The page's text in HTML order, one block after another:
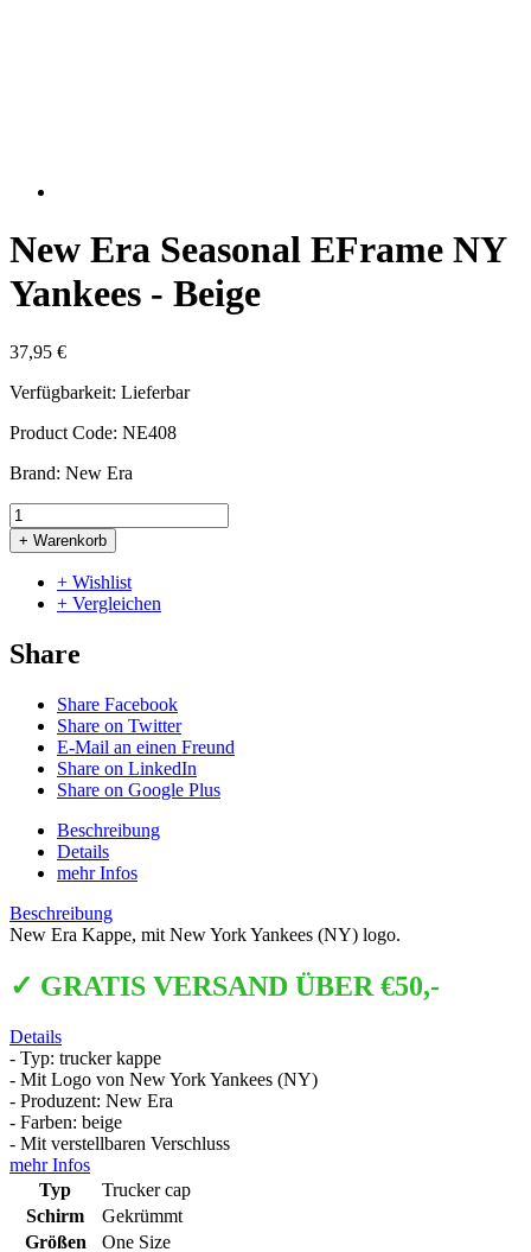
New Era Seasonal EFrame NY
Yankees - Beige
37,95 €
Verfügbarkeit: Lieferbar
Product Code: NE408
Brand: New Era
+ Warenkorb
+ Wishlist
+ Vergleichen
Share
Share Facebook
Share on Twitter
E-Mail an einen Freund
Share on LinkedIn
Share on Google Plus
Beschreibung
Details
mehr Infos
Beschreibung
New Era Kappe, mit New York Yankees (NY) logo.
✓ GRATIS VERSAND ÜBER €50,-
Details
- Typ: trucker kappe
- Mit Logo von New York Yankees (NY)
- Produzent: New Era
- Farben: beige
- Mit verstellbaren Verschluss
mehr Infos
Typ
Trucker cap
Schirm
Gekrümmt
Größen
One Size